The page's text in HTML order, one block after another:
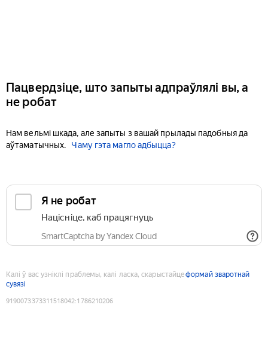
Пацвердзіце, што запыты адпраўлялі вы, а
не робат
Нам вельмі шкада, але запыты з вашай прылады падобныя да
аўтаматычных.
Чаму гэта магло адбыцца?
Я не робат
Націсніце, каб працягнуць
SmartCaptcha by Yandex Cloud
Калі ў вас узніклі праблемы, калі ласка, скарыстайцеформай зваротнай
сувязі
9190073373311518042:1786210206